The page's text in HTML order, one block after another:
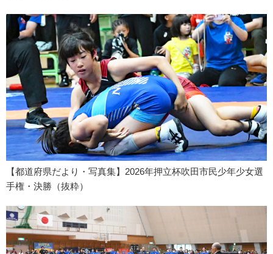
【都道府県だより・写真集】2026年押立杯吹田市民少年少女選
手権・決勝（抜粋）